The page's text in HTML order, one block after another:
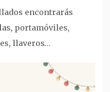
encontrarás
portamóviles,
llaveros…